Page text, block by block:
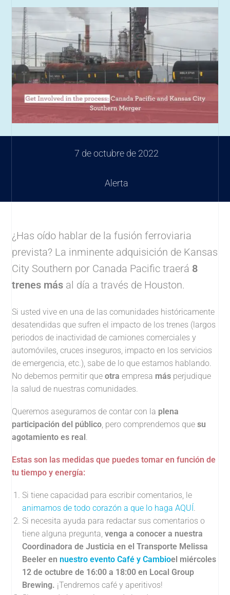
7 de octubre de 2022
Alerta
¿Has oído hablar de la fusión ferroviaria
prevista? La inminente adquisición de Kansas
City Southern por Canada Pacific traerá 8
trenes más al día a través de Houston.
Si usted vive en una de las comunidades históricamente
desatendidas que sufren el impacto de los trenes (largos
periodos de inactividad de camiones comerciales y
automóviles, cruces inseguros, impacto en los servicios
de emergencia, etc.), sabe de lo que estamos hablando.
No debemos permitir queotra empresa más perjudique
la salud de nuestras comunidades.
Queremos asegurarnos de contar con la plena
participación del público, pero comprendemos quesu
agotamiento es real.
Estas son las medidas que puedes tomar en función de
tu tiempo y energía:
Si tiene capacidad para escribir comentarios, le
animamos de todo corazón a que lo haga AQUÍ .
Si necesita ayuda para redactar sus comentarios o
tiene alguna pregunta,venga a conocer a nuestra
Coordinadora de Justicia en el Transporte Melissa
Beeler ennuestro evento Café y Cambioel miércoles
12 de octubre de 16:00 a 18:00 en Local Group
Brewing. ¡Tendremos café y aperitivos!